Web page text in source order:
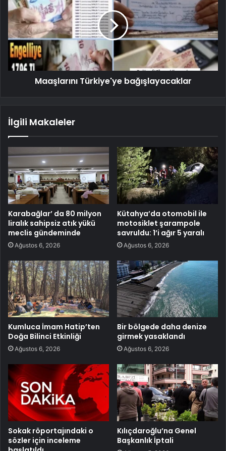
Maaşlarını Türkiye'ye bağışlayacaklar
İlgili Makaleler
Karabağlar’ da 80 milyon
liralık sahipsiz atık yükü
meclis gündeminde
Ağustos 6, 2026
Kütahya’da otomobil ile
motosiklet şarampole
savruldu: 1’i ağır 5 yaralı
Ağustos 6, 2026
Kumluca İmam Hatip’ten
Doğa Bilinci Etkinliği
Ağustos 6, 2026
Bir bölgede daha denize
girmek yasaklandı
Ağustos 6, 2026
Sokak röportajındaki o
sözler için inceleme
Kılıçdaroğlu’na Genel
Başkanlık İptali